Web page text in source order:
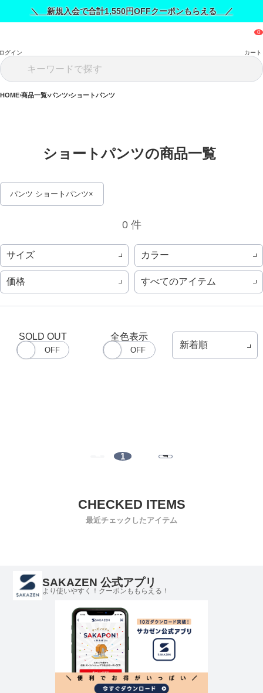
＼ 新規入会で合計1,550円OFFクーポンもらえる ／
グイン カート
HOME 商品一覧 パンツ ショートパンツ
ショートパンツの商品一覧
パンツ ショートパンツ
0 件
サイズ カラー
価格 すべてのアイテム
SOLD OUT 全色表示
1
最近チェックしたアイテム
SAKAZEN 公式アプリ
より使いやすく！クーポンももらえる！